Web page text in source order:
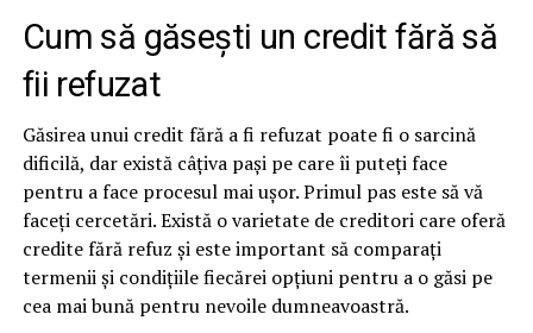
Cum să găsești un credit fără să
fii refuzat
Găsirea unui credit fără a fi refuzat poate fi o sarcină
dificilă, dar există câțiva pași pe care îi puteți face
pentru a face procesul mai ușor. Primul pas este să vă
faceți cercetări. Există o varietate de creditori care oferă
credite fără refuz și este important să comparați
termenii și condițiile fiecărei opțiuni pentru a o găsi pe
cea mai bună pentru nevoile dumneavoastră.